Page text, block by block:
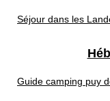
Séjour dans les
Guide camping puy